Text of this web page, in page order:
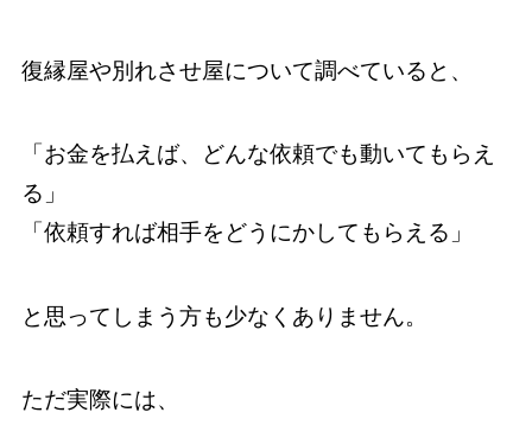
復縁屋や別れさせ屋について調べていると、
「お金を払えば、どんな依頼でも動いてもらえ
る」
「依頼すれば相手をどうにかしてもらえる」
と思ってしまう方も少なくありません。
ただ実際には、